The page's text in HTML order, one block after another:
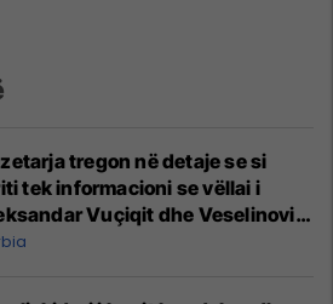
tregon në detaje se si
tek informacioni se vëllai i
Vuçiqit dhe Veselinoviq
miliarderë